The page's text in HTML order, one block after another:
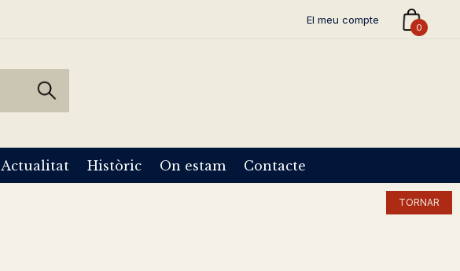
El meu compte
0
Actualitat Històric On estam Contacte
TORNAR